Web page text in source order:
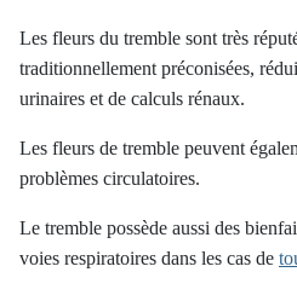
Les fleurs du tremble sont très
traditionnellement préconisées,
urinaires et de calculs rénaux.
Les fleurs de tremble peuvent
problèmes circulatoires.
Le tremble possède aussi des
voies respiratoires dans les cas de